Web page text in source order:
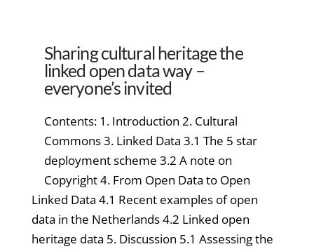
Sharing cultural heritage the
linked open data way –
everyone’s invited
Contents: 1. Introduction 2. Cultural
Commons 3. Linked Data 3.1 The 5 star
deployment scheme 3.2 A note on
Copyright 4. From Open Data to Open
Linked Data 4.1 Recent examples of open
data in the Netherlands 4.2 Linked open
heritage data 5. Discussion 5.1 Assessing the